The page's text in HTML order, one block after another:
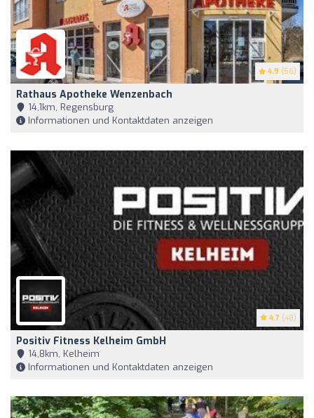
4.9 (56)
Rathaus Apotheke Wenzenbach
14,1km, Regensburg
Informationen und Kontaktdaten anzeigen
4.7 (48)
Positiv Fitness Kelheim GmbH
14,8km, Kelheim
Informationen und Kontaktdaten anzeigen